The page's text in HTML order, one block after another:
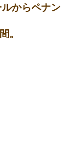
からペナン
。